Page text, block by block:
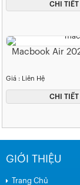
CHI TIẾT
Macbook Air
Giá : Liên Hệ
CHI TIẾT
GIỚI THIỆU
Trang Chủ